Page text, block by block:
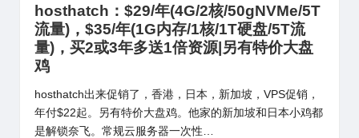
hosthatch：$29/年(4G/2核/50gNVMe/5T
流量)，$35/年(1G内存/1核/1T硬盘/5T流
量)，买2或3年多送1倍资源|另有特价大盘
鸡
hosthatch出来促销了，香港，日本，新加坡，VPS促销，
年付$22起。另有特价大盘鸡。他家的新加坡和日本小鸡都
是解锁奈飞。常规云服务器一次性…